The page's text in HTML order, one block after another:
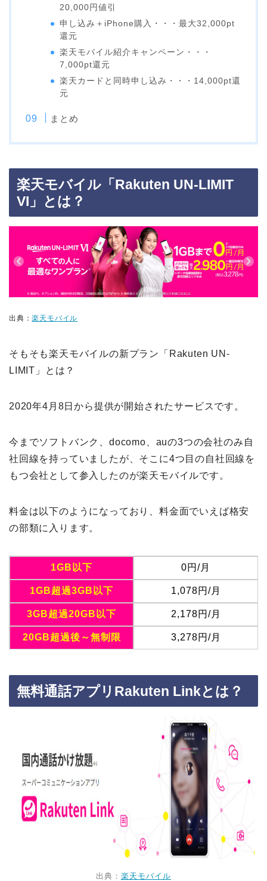
20,000円値引
申し込み＋iPhone購入・・・最大32,000pt
還元
楽天モバイル紹介キャンペーン・・・
7,000pt還元
楽天カードと同時申し込み・・・14,000pt還
元
まとめ
楽天モバイル「Rakuten UN-LIMIT
VI」とは？
出典：楽天モバイル
そもそも楽天モバイルの新プラン「Rakuten UN-
LIMIT」とは？
2020年4月8日から提供が開始されたサービスです。
今までソフトバンク、docomo、auの3つの会社のみ自
社回線を持っていましたが、そこに4つ目の自社回線を
もつ会社として参入したのが楽天モバイルです。
料金は以下のようになっており、料金面でいえば格安
の部類に入ります。
1GB以下 0円/月
1GB超過3GB以下 1,078円/月
3GB超過20GB以下 2,178円/月
20GB超過後～無制限 3,278円/月
無料通話アプリRakuten Linkとは？
出典： 楽天モバイル